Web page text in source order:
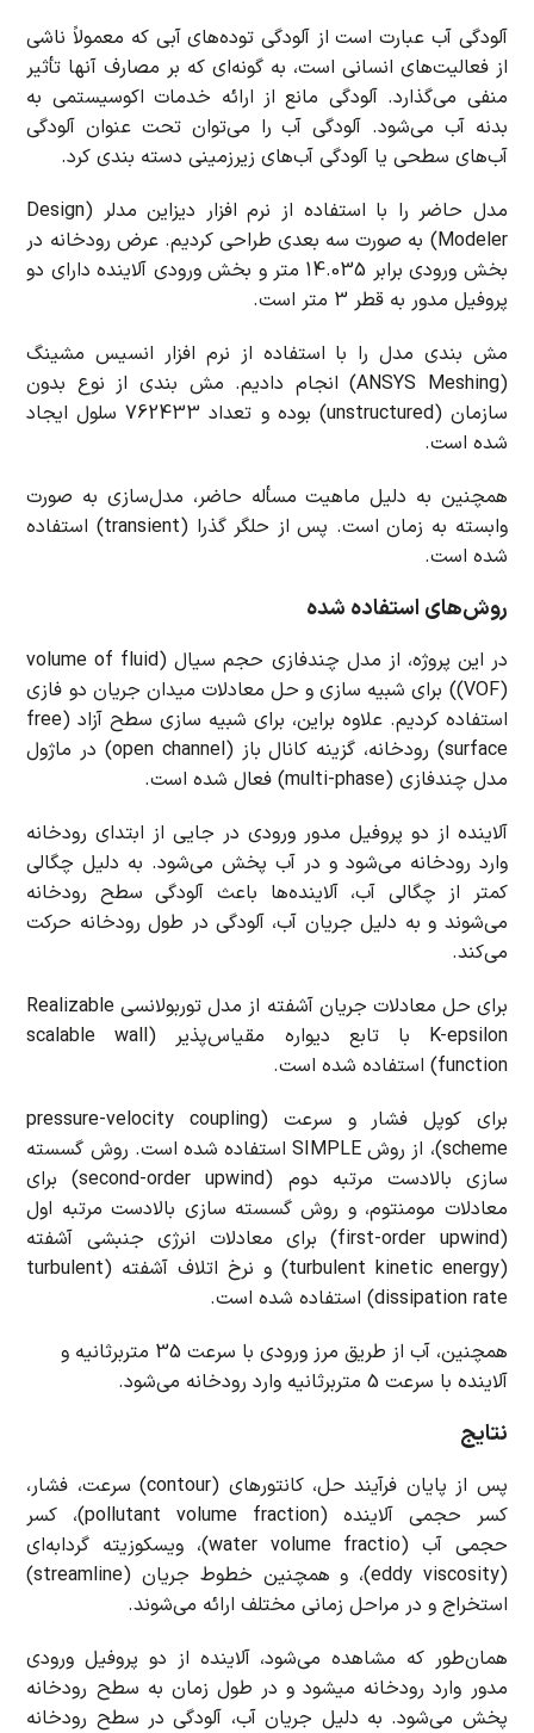
آلودگي آب عبارت است از آلودگي توده‌هاي آبي که معمولاً ناشي
از فعاليت‌هاي انساني است، به گونه‌اي كه بر مصارف آنها تأثير
منفي مي‌گذارد. آلودگی مانع از ارائه خدمات اکوسیستمی به
بدنه آب می‌شود. آلودگی آب را می‌توان تحت عنوان آلودگی
آب‌های سطحی یا آلودگی آب‌های زیرزمینی دسته بندی کرد.
مدل حاضر را با استفاده از نرم افزار دیزاین مدلر (Design
Modeler) به صورت سه بعدی طراحی کردیم. عرض رودخانه در
بخش ورودی برابر 14.035 متر و بخش ورودی آلاینده دارای دو
پروفیل مدور به قطر 3 متر است.
مش بندی مدل را با استفاده از نرم افزار انسیس مشینگ
(ANSYS Meshing) انجام دادیم. مش بندی از نوع بدون
سازمان (unstructured) بوده و تعداد 762433 سلول ایجاد
شده است.
همچنین به دلیل ماهیت مسأله حاضر، مدل‌سازی به صورت
وابسته به زمان است. پس از حلگر گذرا (transient) استفاده
شده است.
روش‌های استفاده شده
در این پروژه، از مدل چندفازی حجم سیال (volume of fluid
(VOF)) برای شبیه سازی و حل معادلات میدان جریان دو فازی
استفاده کردیم. علاوه براین، برای شبیه سازی سطح آزاد (free
surface) رودخانه، گزینه کانال باز (open channel) در ماژول
مدل چندفازی (multi-phase) فعال شده است.
آلاینده از دو پروفیل مدور ورودی در جایی از ابتدای رودخانه
وارد رودخانه می‌شود و در آب پخش می‌شود. به دلیل چگالی
کمتر از چگالی آب، آلاینده‌ها باعث آلودگی سطح رودخانه
می‌شوند و به دلیل جریان آب، آلودگی در طول رودخانه حرکت
می‌کند.
برای حل معادلات جریان آشفته از مدل توربولانسی Realizable
K-epsilon با تابع دیواره مقیاس‌پذیر (scalable wall
function) استفاده شده است.
برای کوپل فشار و سرعت (pressure-velocity coupling
scheme)، از روش SIMPLE استفاده شده است. روش گسسته
سازی بالادست مرتبه دوم (second-order upwind) برای
معادلات مومنتوم، و روش گسسته سازی بالادست مرتبه اول
(first-order upwind) برای معادلات انرژی جنبشی آشفته
(turbulent kinetic energy) و نرخ اتلاف آشفته (turbulent
dissipation rate) استفاده شده است.
همچنین، آب از طریق مرز ورودی با سرعت 35 متربرثانیه و
آلاینده با سرعت 5 متربرثانیه وارد رودخانه می‌شود.
نتایج
پس از پایان فرآیند حل، کانتورهای (contour) سرعت، فشار،
کسر حجمی آلاینده (pollutant volume fraction)، کسر
حجمی آب (water volume fractio)، ویسکوزیته گردابه‌ای
(eddy viscosity)، و همچنین خطوط جریان (streamline)
استخراج و در مراحل زمانی مختلف ارائه می‌شوند.
همان‌طور که مشاهده می‌شود، آلاینده از دو پروفیل ورودی
مدور وارد رودخانه میشود و در طول زمان به سطح رودخانه
پخش می‌شود. به دلیل جریان آب، آلودگی در سطح رودخانه